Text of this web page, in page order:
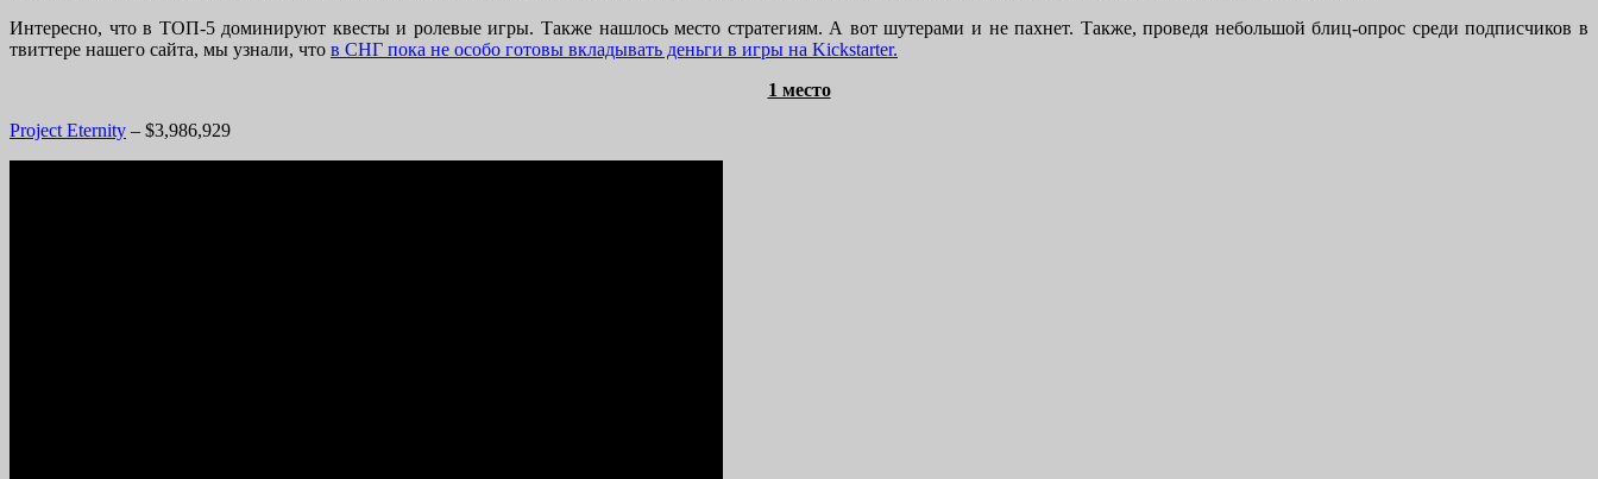
Интересно, что в ТОП-5 доминируют квесты и ролевые игры. Также нашлось место стратегиям. А вот шутерами и не пахнет. Также, проведя небольшой блиц-опрос среди подписчиков в
твиттере нашего сайта, мы узнали, что в СНГ пока не особо готовы вкладывать деньги в игры на Kickstarter.
1 место
Project Eternity – $3,986,929